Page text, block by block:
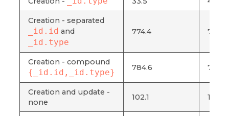
Creation - separated
_id.id and
_id.type
774.4 703.9
Creation - compound
{_id.id,_id.type} 784.6 721.1
Creation and update -
none
102.1 15.5